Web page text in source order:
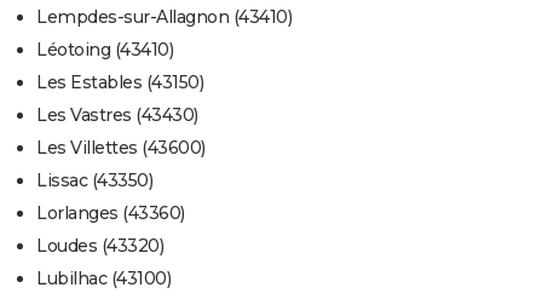
Lempdes-sur-Allagnon (43410)
Léotoing (43410)
Les Estables (43150)
Les Vastres (43430)
Les Villettes (43600)
Lissac (43350)
Lorlanges (43360)
Loudes (43320)
Lubilhac (43100)